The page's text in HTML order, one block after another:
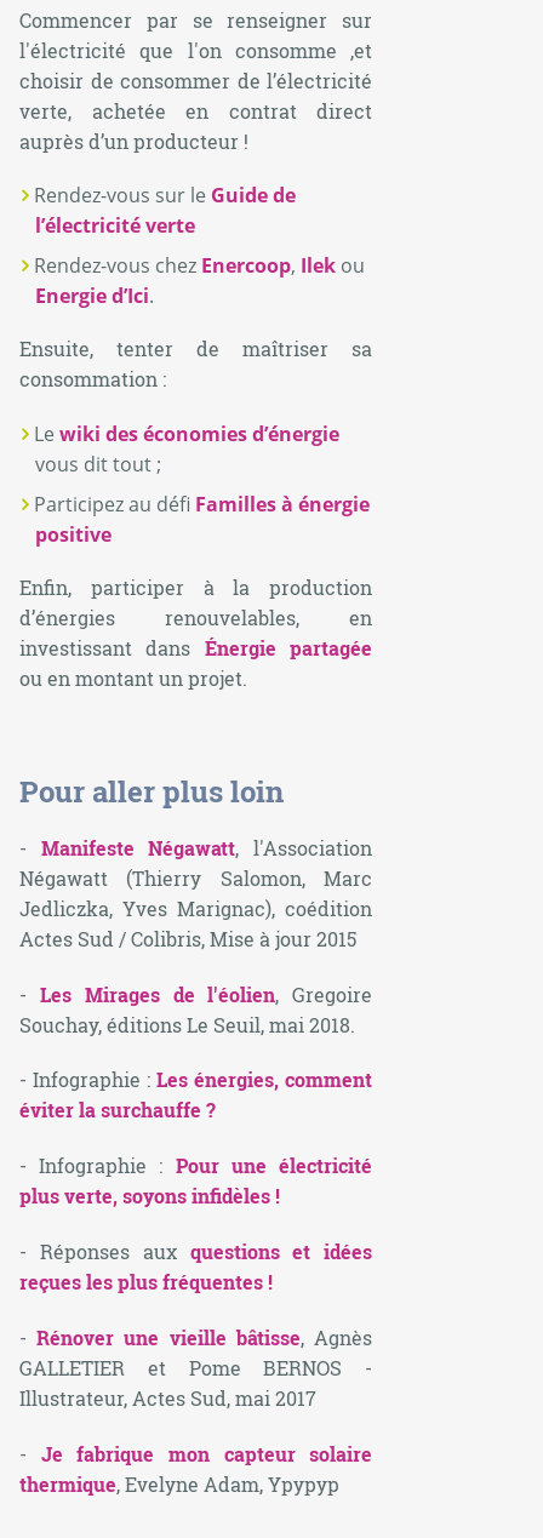
Commencer par se renseigner sur
l'électricité que l'on consomme ,et
choisir de consommer de l’électricité
verte, achetée en contrat direct
auprès d’un producteur !
Rendez-vous sur le Guide de
l’électricité verte
Rendez-vous chez Enercoop, Ilek ou
Energie d’Ici.
Ensuite, tenter de maîtriser sa
consommation :
Lewiki des économies d’énergie
vous dit tout ;
Participez au défi Familles à énergie
positive
Enfin, participer à la production
d’énergies renouvelables, en
investissant dans Énergie partagée
ou en montant un projet.
Pour aller plus loin
- Manifeste Négawatt, l'Association
Négawatt (Thierry Salomon, Marc
Jedliczka, Yves Marignac), coédition
Actes Sud / Colibris, Mise à jour 2015
- Les Mirages de l'éolien, Gregoire
Souchay, éditions Le Seuil, mai 2018.
- Infographie :Les énergies, comment
éviter la surchauffe ?
- Infographie : Pour une électricité
plus verte, soyons infidèles !
- Réponses aux questions et idées
reçues les plus fréquentes !
-Rénover une vieille bâtisse, Agnès
GALLETIER et Pome BERNOS -
Illustrateur, Actes Sud, mai 2017
- Je fabrique mon capteur solaire
thermique, Evelyne Adam, Ypypyp